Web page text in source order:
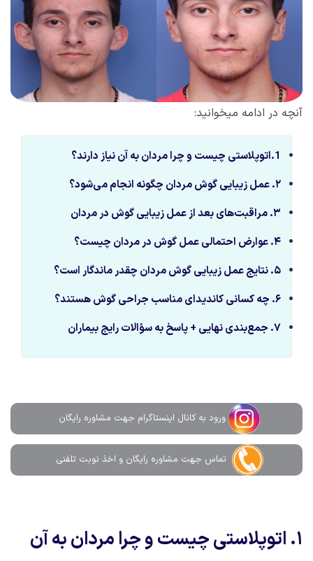
آنچه در ادامه میخوانید:
1.اتوپلاستی چیست و چرا مردان به آن نیاز دارند؟
۲.عمل زیبایی گوش مردان چگونه انجام می‌شود؟
۳.مراقبت‌های بعد از عمل زیبایی گوش در مردان
۴.عوارض احتمالی عمل گوش در مردان چیست؟
۵.نتایج عمل زیبایی گوش مردان چقدر ماندگار است؟
۶. چه کسانی کاندیدای مناسب جراحی گوش هستند؟
۷. جمع‌بندی نهایی + پاسخ به سؤالات رایج بیماران
ورود به کانال اینستاگرام جهت مشاوره رایگان
تماس جهت مشاوره رايگان و اخذ نوبت تلفنی
۱. اتوپلاستی چیست و چرا مردان به آن